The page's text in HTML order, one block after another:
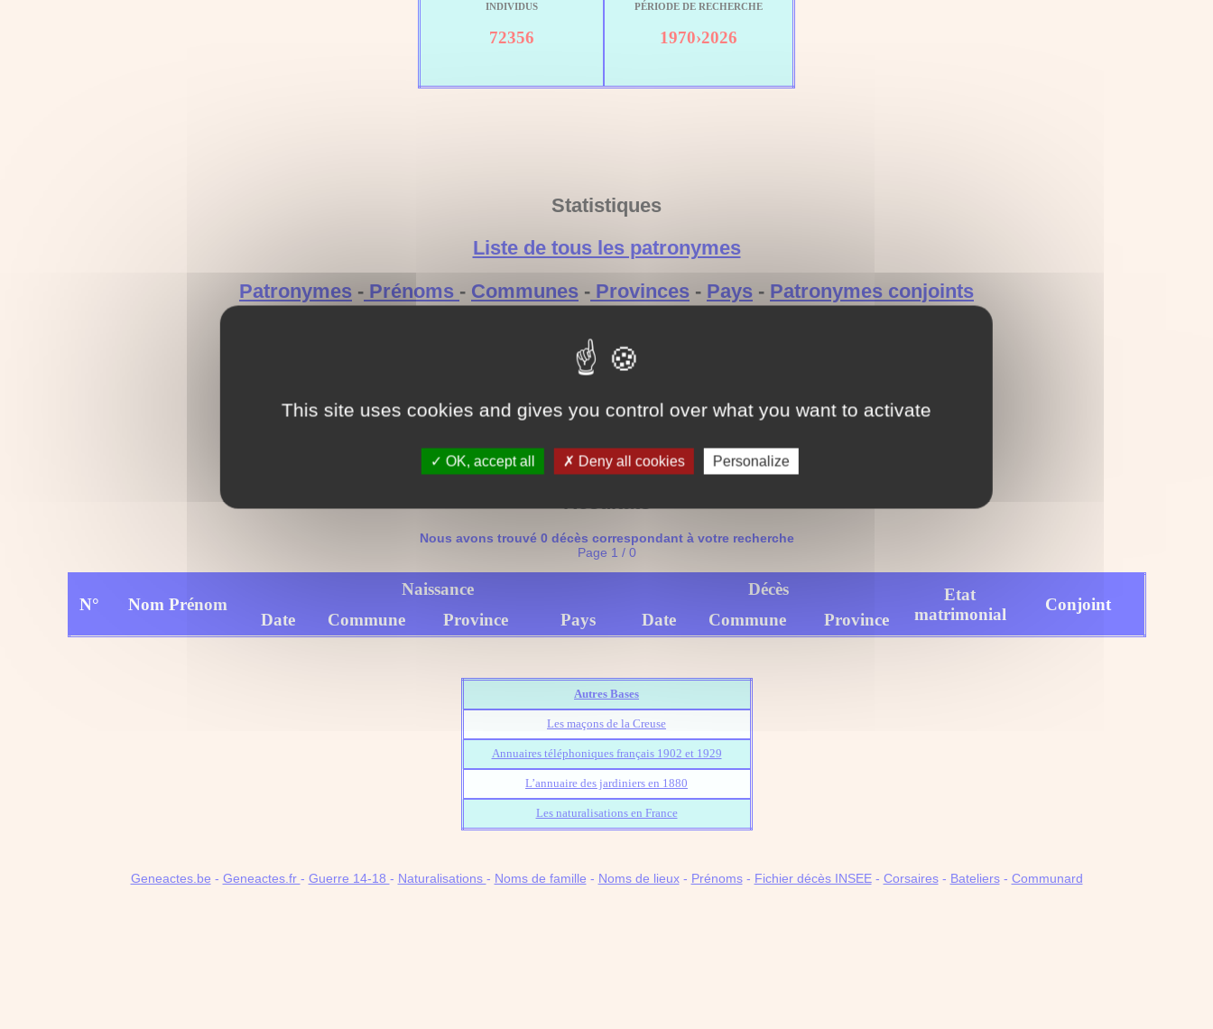
INDIVIDUS
72356
PÉRIODE DE RECHERCHE
1970›2026
Statistiques
Liste de tous les patronymes
Patronymes - Prénoms - Communes - Provinces - Pays - Patronymes conjoints
Sources
GeneaFrancoBelge
Saisie faite parJean Merchez
Résultats
Nous avons trouvé 0 décès correspondant à votre recherche
Page 1 / 0
N° Nom Prénom
Naissance Décès
Etat
matrimonial
Conjoint
Date
Commune Province Pays Date Commune Province
Autres Bases
Les maçons de la Creuse
Annuaires téléphoniques français 1902 et 1929
L’annuaire des jardiniers en 1880
Les naturalisations en France
Geneactes.be - Geneactes.fr - Guerre 14-18 - Naturalisations - Noms de famille - Noms de lieux- Prénoms- Fichier décès INSEE- Corsaires- Bateliers- Communard
This site uses cookies and gives you control over what you want to activate
OK, accept all Deny all cookies Personalize